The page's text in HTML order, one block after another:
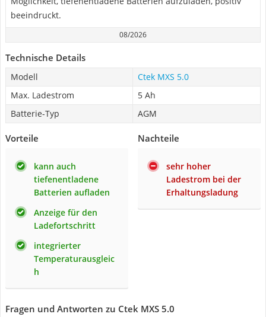
beeindruckt.
08/2026
Technische Details
Modell
Ctek MXS 5.0
Max. Ladestrom
5 Ah
Batterie-Typ
AGM
Vorteile
kann auch
tiefenentladene
Batterien aufladen
Anzeige für den
Ladefortschritt
integrierter
Temperaturausgleic
h
Nachteile
sehr hoher
Ladestrom bei der
Erhaltungsladung
Fragen und Antworten zu Ctek MXS 5.0